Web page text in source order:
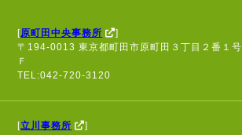
[原町田中央事務所
]
〒194-0013 東京都町田市原町田３丁目２番１
Ｆ
TEL:042-720-3120
[立川事務所
]